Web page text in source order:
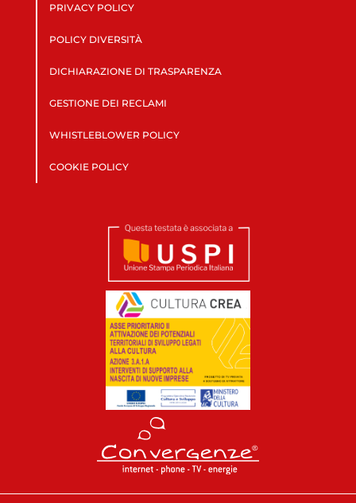
PRIVACY POLICY
POLICY DIVERSITÀ
DICHIARAZIONE DI TRASPARENZA
GESTIONE DEI RECLAMI
WHISTLEBLOWER POLICY
COOKIE POLICY